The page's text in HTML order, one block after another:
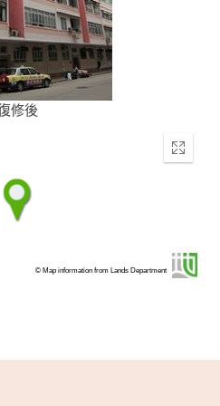
修後
Enter
© Map information from Lands Department